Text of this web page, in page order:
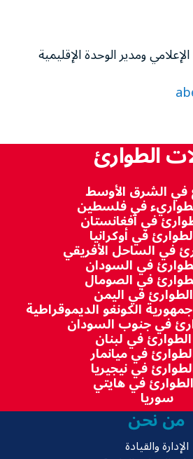
ومدير الوحدة الإقليمية
الطوارئ
في الشرق الأوسط
في فلسطين
في أفغانستان
في أوكرانيا
في الساحل الأفريقي
في السودان
في الصومال
في اليمن
الكونغو الديموقراطية
في جنوب السودان
في لبنان
في ميانمار
في نيجيريا
في هايتي
سوريا
من نحن
الإدارة والقيادة